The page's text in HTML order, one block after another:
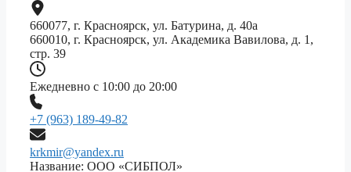
660077, г. Красноярск, ул. Батурина, д. 40а
660010, г. Красноярск, ул. Академика Вавилова, д. 1,
стр. 39
Ежедневно с 10:00 до 20:00
+7 (963) 189-49-82
krkmir@yandex.ru
Название: ООО «СИБПОЛ»